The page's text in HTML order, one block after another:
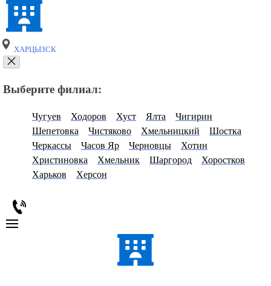
ХАРЦЫЗСК
Выберите филиал:
Чугуев Ходоров Хуст Ялта
Чигирин
Шепетовка
Чистяково Хмельницкий
Шостка
Черкассы
Часов Яр Черновцы
Хотин
Христиновка
Хмельник Шаргород
Хоростков
Харьков
Херсон